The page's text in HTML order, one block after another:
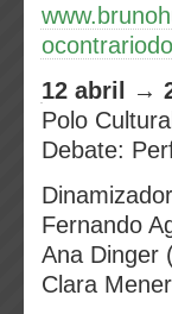
12 abril →
Polo
Debate:
Fernando
Ana Dinger
Clara